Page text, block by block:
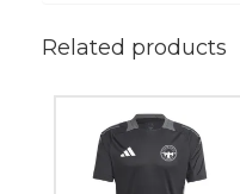
Related products